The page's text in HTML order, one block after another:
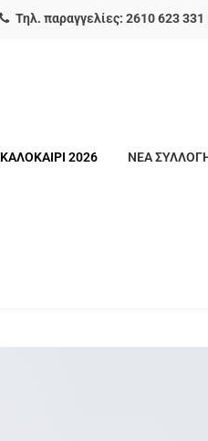
Τηλ. παραγγελίες: 2610 623 331
ΚΑΛΟΚΑΙΡΙ 2026 ΝΕΑ